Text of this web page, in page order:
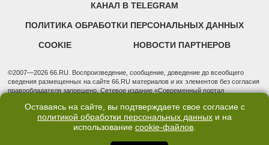
КАНАЛ В TELEGRAM
ПОЛИТИКА ОБРАБОТКИ ПЕРСОНАЛЬНЫХ ДАННЫХ
COOKIE НОВОСТИ ПАРТНЕРОВ
©2007—2026 66.RU. Воспроизведение, сообщение, доведение до всеобщего
сведения размещенных на сайте 66.RU материалов и их элементов без согласия
правообладателя запрещено. Сетевое издание «Современный портал
надзору в сфере связи, информационных технологий и массовых коммуникаций
(Роскомнадзор). Регистрационный номер ЭЛ № ФС 77 - 76634 от 02.09.2019
Учредитель: Общество с ограниченной ответственностью "66.ру". Юридический
Оставаясь на сайте, вы подтверждаете свое согласие с
политикой обработки персональных данных и на
использование cookie-файлов.